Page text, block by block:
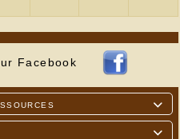
sur Facebook

